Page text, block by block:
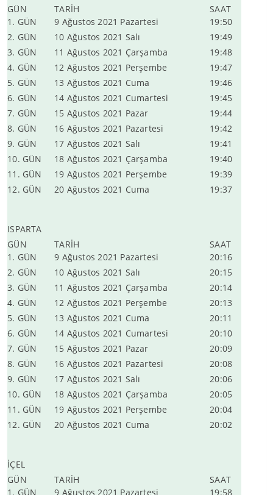
GÜN
TARİH
SAAT
1. GÜN
9 Ağustos 2021 Pazartesi
19:50
2. GÜN
10 Ağustos 2021 Salı
19:49
3. GÜN
11 Ağustos 2021 Çarşamba
19:48
4. GÜN
12 Ağustos 2021 Perşembe
19:47
5. GÜN
13 Ağustos 2021 Cuma
19:46
6. GÜN
14 Ağustos 2021 Cumartesi
19:45
7. GÜN
15 Ağustos 2021 Pazar
19:44
8. GÜN
16 Ağustos 2021 Pazartesi
19:42
9. GÜN
17 Ağustos 2021 Salı
19:41
10. GÜN
18 Ağustos 2021 Çarşamba
19:40
11. GÜN
19 Ağustos 2021 Perşembe
19:39
12. GÜN
20 Ağustos 2021 Cuma 19:37
ISPARTA
GÜN
TARİH
SAAT
1. GÜN
9 Ağustos 2021 Pazartesi
20:16
2. GÜN
10 Ağustos 2021 Salı
20:15
3. GÜN
11 Ağustos 2021 Çarşamba
20:14
4. GÜN
12 Ağustos 2021 Perşembe
20:13
5. GÜN
13 Ağustos 2021 Cuma
20:11
6. GÜN
14 Ağustos 2021 Cumartesi
20:10
7. GÜN
15 Ağustos 2021 Pazar
20:09
8. GÜN
16 Ağustos 2021 Pazartesi
20:08
9. GÜN
17 Ağustos 2021 Salı
20:06
10. GÜN
18 Ağustos 2021 Çarşamba
20:05
11. GÜN
19 Ağustos 2021 Perşembe
20:04
12. GÜN
20 Ağustos 2021 Cuma 20:02
İÇEL
GÜN
TARİH
SAAT
1. GÜN
9 Ağustos 2021 Pazartesi
19:58